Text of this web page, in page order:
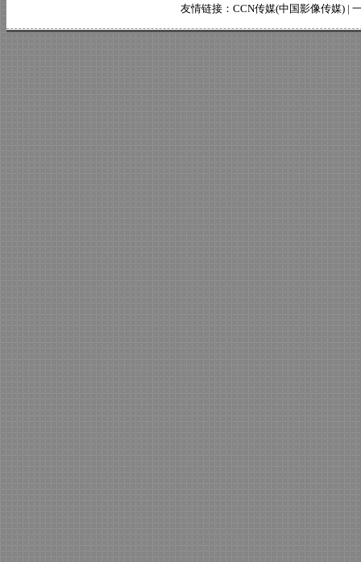
友情链接： CCN传媒(中国影像传媒) |